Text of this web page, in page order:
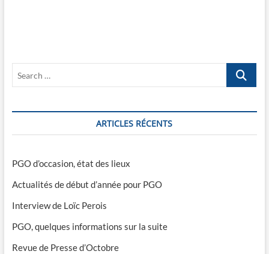
Search
ARTICLES RÉCENTS
PGO d’occasion, état des lieux
Actualités de début d’année pour PGO
Interview de Loïc Perois
PGO, quelques informations sur la suite
Revue de Presse d’Octobre